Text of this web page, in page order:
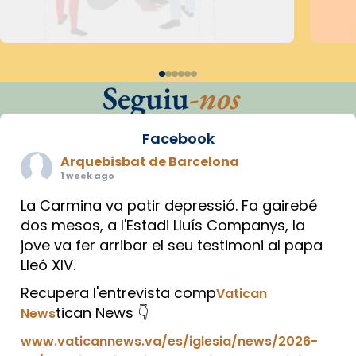
Seguiu-nos
Facebook
Arquebisbat de Barcelona
1 week ago
La Carmina va patir depressió. Fa gairebé
dos mesos, a l'Estadi Lluís Companys, la
jove va fer arribar el seu testimoni al papa
Lleó XIV.
Recupera l'entrevista compVatican
Newstican News 👇
www.vaticannews.va/es/iglesia/news/2026-